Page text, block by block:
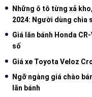
Những ô tô từng xả
2024: Người dùng chia
Giá lăn bánh Honda
số
Giá xe Toyota Veloz
Ngỡ ngàng giá chào
lăn bánh